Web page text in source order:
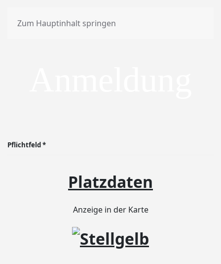
Zum Hauptinhalt springen
Pflichtfeld *
Platzdaten
Anzeige in der Karte